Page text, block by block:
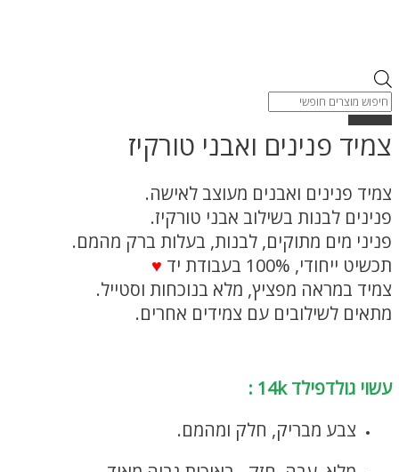
Products
search
צמיד פנינים ואבני טורקיז
צמיד פנינים ואבנים מעוצב לאישה.
פנינים לבנות בשילוב אבני טורקיז.
פניני מים מתוקים, לבנות, בעלות ברק מהמם.
תכשיט ייחודי, 100% בעבודת יד
♥
צמיד במראה מפציץ, מלא בנוכחות וסטייל.
מתאים לשילובים עם צמידים אחרים.
עשוי גולדפילד 14k :
צבע מבריק, חלק ומהמם.